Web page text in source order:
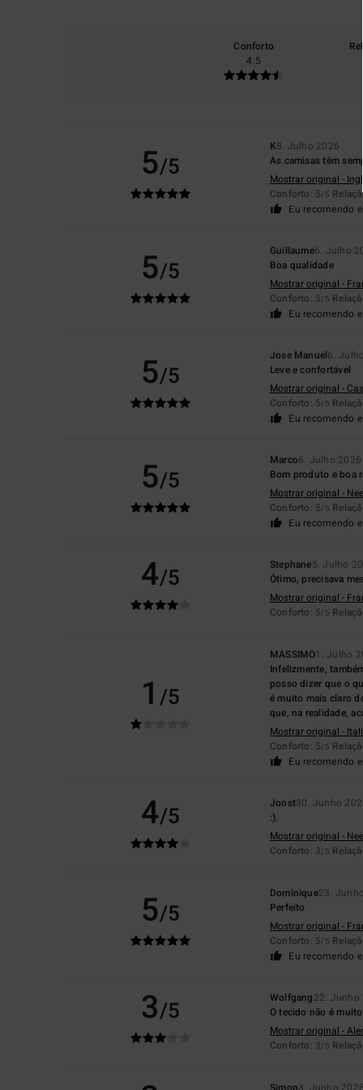
Conforto
4.5
5/5
K8. Julho 2026
As camisas têm
Mostrar original -
Conforto: 5/5
Eu recomendo
5/5
Guillaume6. Julho
Boa qualidade
Mostrar original -
Conforto: 5/5
Eu recomendo
5/5
Jose Manuel6.
Leve e confortável
Mostrar original -
Conforto: 5/5
Eu recomendo
5/5
Marco6. Julho 2026
Bom produto e boa
Mostrar original -
Conforto: 5/5
Eu recomendo
4/5 Stephane5. Julho
Ótimo, precisava
Mostrar original -
Conforto: 5/5
1 /5
MASSIMO1. Julho
Infelizmente,
posso dizer que o
é muito mais claro
que, na realidade,
Mostrar original -
Conforto: 5/5
Eu recomendo
4/5 Joost30. Junho
:).
Mostrar original -
Conforto: 3/5
5/5
Dominique23.
Perfeito
Mostrar original -
Conforto: 5/5
Eu recomendo
3/5 Wolfgang22. Junho
O tecido não é
Mostrar original -
Conforto: 3/5